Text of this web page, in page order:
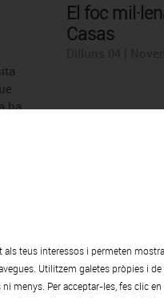
ha
El foc
Casas
Paula
prestigiosa
Diumenge 03 |
als teus interessos i permeten
Utilitzem galetes pròpies i de
menys. Per acceptar-les, fes clic